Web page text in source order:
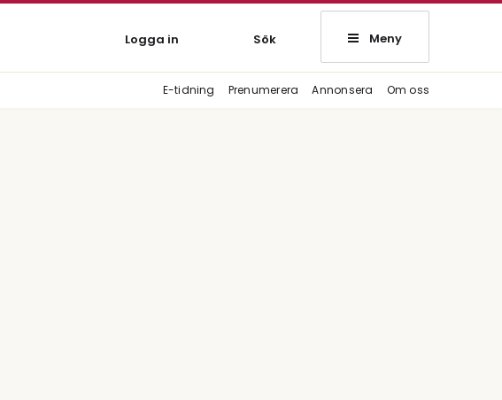
Logga in Sök Meny
E-tidning Prenumerera Annonsera Om oss